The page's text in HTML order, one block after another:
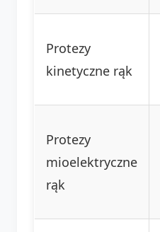
Protezy
kinetyczne rąk
Protezy
mioelektryczne
rąk